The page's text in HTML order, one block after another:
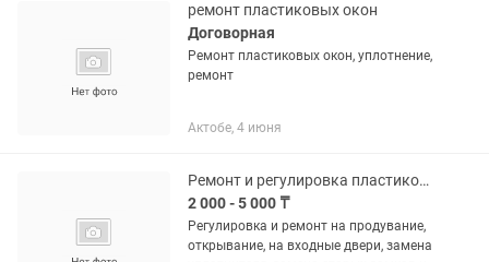
ремонт пластиковых окон
Договорная
Ремонт пластиковых окон, уплотнение,
ремонт
Актобе, 4 июня
Ремонт и регулировка пластиковых окон, дверей
2 000 - 5 000 ₸
Регулировка и ремонт на продувание,
открывание, на входные двери, замена